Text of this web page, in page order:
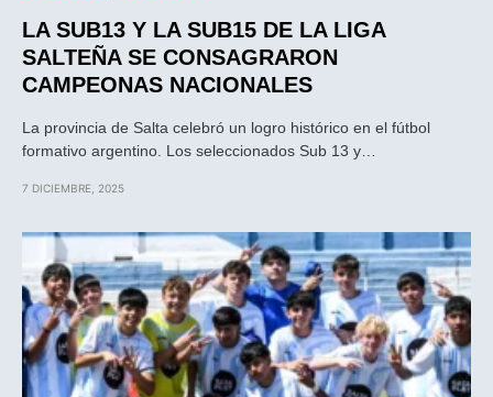
LA SUB13 Y LA SUB15 DE LA LIGA
SALTEÑA SE CONSAGRARON
CAMPEONAS NACIONALES
La provincia de Salta celebró un logro histórico en el fútbol
formativo argentino. Los seleccionados Sub 13 y…
7 DICIEMBRE, 2025